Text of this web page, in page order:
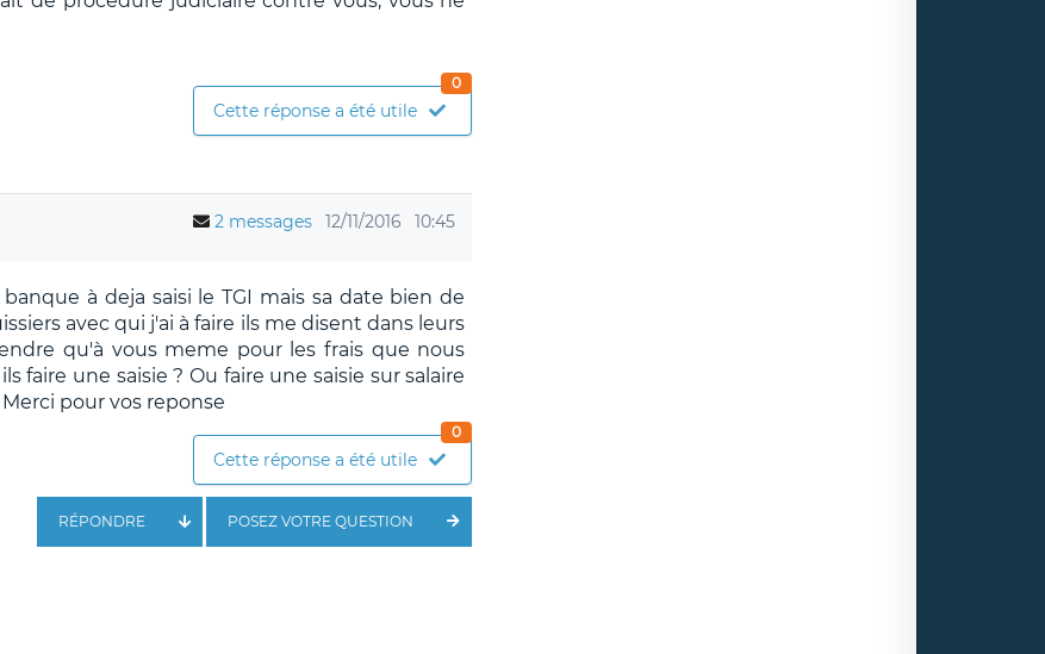
Cette réponse a été utile
0
2 messages 12/11/2016 10:45
à deja saisi le TGI mais sa date bien de
avec qui j'ai à faire ils me disent dans leurs
qu'à vous meme pour les frais que nous
faire une saisie ? Ou faire une saisie sur salaire
pour vos reponse
Cette réponse a été utile
0
POSEZ VOTRE QUESTION
RÉPONDRE